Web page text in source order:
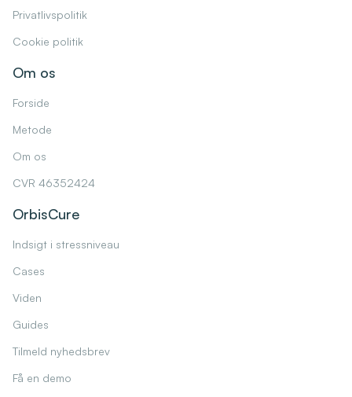
Privatlivspolitik
Cookie politik
Om os
Forside
Metode
Om os
CVR 46352424
OrbisCure
Indsigt i stressniveau
Cases
Viden
Guides
Tilmeld nyhedsbrev
Få en demo